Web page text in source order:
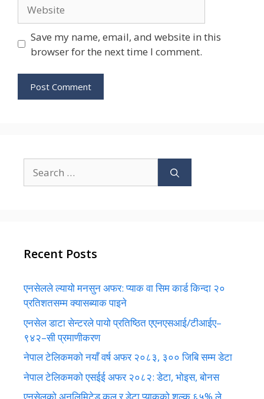
Save my name, email, and website in this
browser for the next time I comment.
for:
Recent Posts
एनसेलले ल्यायो मनसुन अफर: प्याक वा सिम कार्ड किन्दा २०
प्रतिशतसम्म क्यासब्याक पाइने
एनसेल डाटा सेन्टरले पायो प्रतिष्ठित एएनएसआई/टीआईए–
९४२–सी प्रमाणीकरण
नेपाल टेलिकमको नयाँ वर्ष अफर २०८३, ३०० जिबि सम्म डेटा
नेपाल टेलिकमको एसईई अफर २०८२: डेटा, भोइस, बोनस